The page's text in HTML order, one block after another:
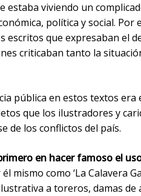
estaba viviendo un
política y social. Por
que expresaban el
criticaban tanto la
pública en estos textos era
que los ilustradores y
de los conflictos del país.
en hacer famoso el uso
mismo como ‘La Calavera
a toreros, damas de